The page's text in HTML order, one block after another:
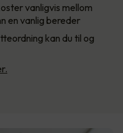
vanligvis mellom
en vanlig bereder
kan du til og